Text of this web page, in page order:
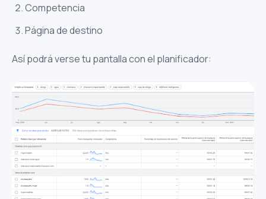
Competencia
Página de destino
Así podrá verse tu pantalla con el planificador: